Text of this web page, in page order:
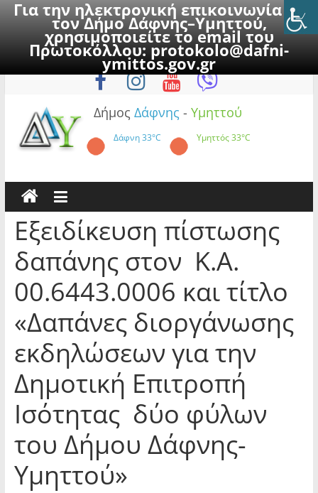
Για την ηλεκτρονική επικοινωνία με
τον Δήμο Δάφνης–Υμηττού,
χρησιμοποιείτε το email του
Πρωτοκόλλου:protokolo@dafni-
ymittos.gov.gr
to
Παρασκευή, 7 Αυγούστου 2026
Δήμος Δάφνης - Υμηττού
Δάφνη33°C Υμηττός33°C
Εξειδίκευση πίστωσης
δαπάνης στον Κ.Α.
00.6443.0006 και τίτλο
«Δαπάνες διοργάνωσης
εκδηλώσεων για την
Δημοτική Επιτροπή
Ισότητας δύο φύλων
του Δήμου Δάφνης-
Υμηττού»